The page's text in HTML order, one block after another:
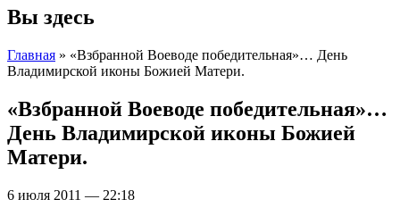
Вы здесь
Главная » «Взбранной Воеводе победительная»… День
Владимирской иконы Божией Матери.
«Взбранной Воеводе победительная»…
День Владимирской иконы Божией
Матери.
6 июля 2011 — 22:18